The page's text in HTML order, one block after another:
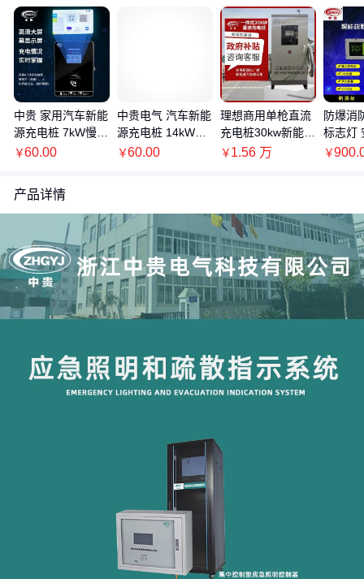
中贵 家用汽车新能
源充电桩 7kW慢充
塑料外壳、壁挂
￥60.00
中贵电气 汽车新能
源充电桩 14kW慢
充 高清大屏幕显示
￥60.00
理想商用单枪直流
充电桩30kw新能源
电动汽车快充中贵
￥1.56 万
防爆消
标志灯
示灯具
￥
产品详情